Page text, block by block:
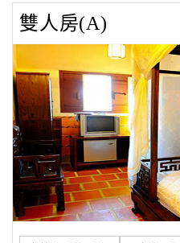
務
顧
客
滿
度
訂
單
本身紋飾不多，只有塌壽的
題以吉祥花鳥為主。
屋頂為二導水、人字脊的紅瓦
雙人房(A)